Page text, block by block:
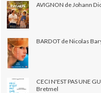
AVIGNON de Johann
BARDOT de Nicolas
CECI N'EST PAS UNE
Bretmel